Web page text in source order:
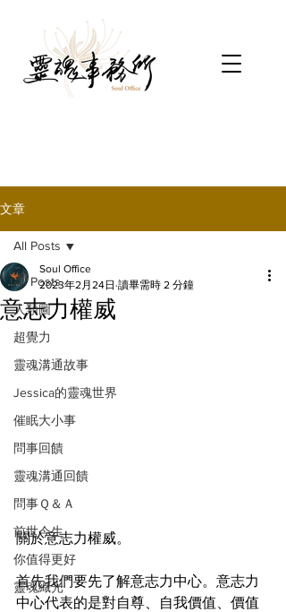
文章
All Posts
人類圖
超覺力
靈魂溝通故事
Jessica的靈魂世界
催眠大小事
問事回饋
靈魂溝通回饋
問事Ｑ＆Ａ
前世今生
你值得更好
靈魂織光
All Posts
意志力權威
Soul Office
2023年2月24日 讀畢需時 2 分鐘
關於意志力權威。
首先我們要先了解意志力中心。意志力
中心代表的是對自尊、自我價值、價值